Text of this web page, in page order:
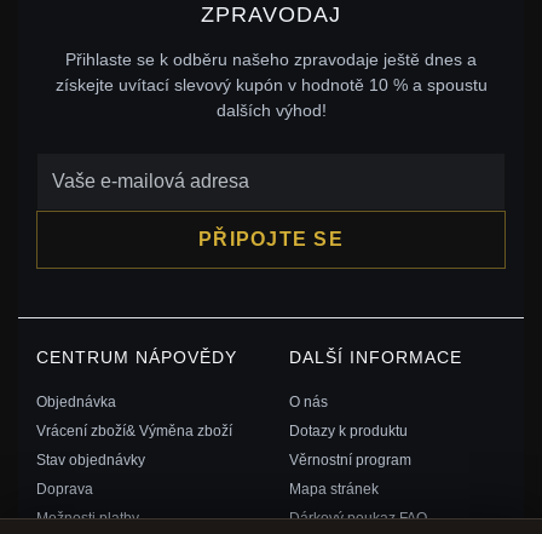
ZPRAVODAJ
Přihlaste se k odběru našeho zpravodaje ještě dnes a
získejte uvítací slevový kupón v hodnotě 10 % a spoustu
dalších výhod!
PŘIPOJTE SE
CENTRUM NÁPOVĚDY
Objednávka
Vrácení zboží& Výměna zboží
Stav objednávky
Doprava
Možnosti platby
DALŠÍ INFORMACE
O nás
Dotazy k produktu
Věrnostní program
Mapa stránek
Dárkový poukaz FAQ